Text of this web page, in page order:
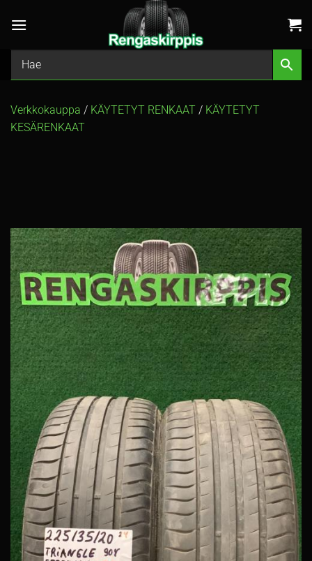
Verkkokauppa / KÄYTETYT RENKAAT / KÄYTETYT
KESÄRENKAAT